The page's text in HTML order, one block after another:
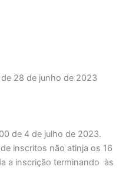
28 de junho de 2023
de 4 de julho de 2023.
inscritos não atinja os 16
a inscrição terminando às